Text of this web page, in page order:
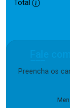
Total
Preencha os